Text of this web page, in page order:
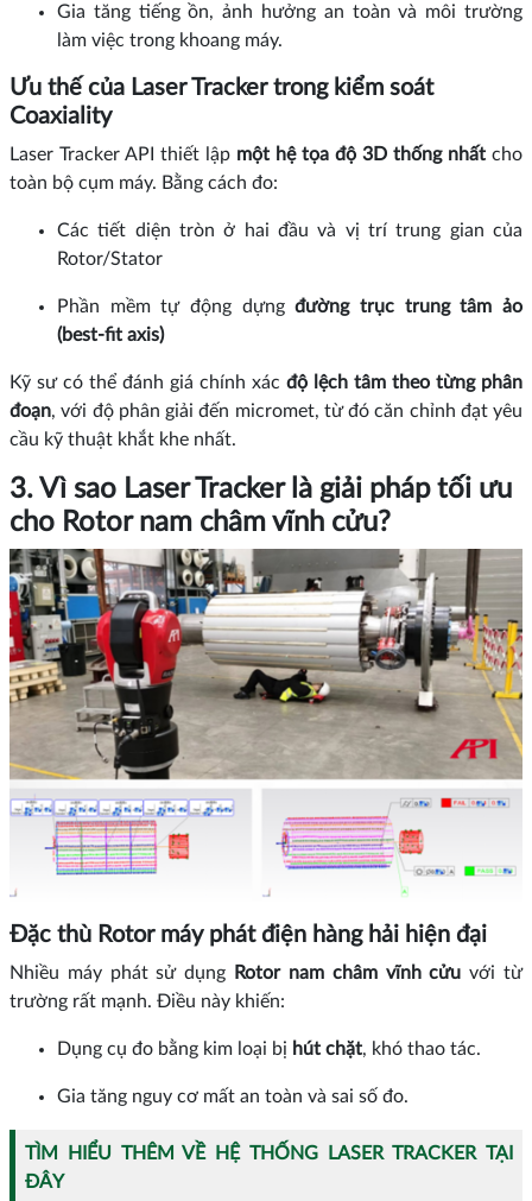
Gia tăng tiếng ồn, ảnh hưởng an toàn và môi trường
làm việc trong khoang máy.
Ưu thế của Laser Tracker trong kiểm soát
Coaxiality
Laser Tracker API thiết lập một hệ tọa độ 3D thống nhất cho
toàn bộ cụm máy. Bằng cách đo:
Các tiết diện tròn ở hai đầu và vị trí trung gian của
Rotor/Stator
Phần mềm tự động dựngđường trục trung tâm ảo
(best-fit axis)
Kỹ sư có thể đánh giá chính xác độ lệch tâm theo từng phân
đoạn, với độ phân giải đến micromet, từ đó căn chỉnh đạt yêu
cầu kỹ thuật khắt khe nhất.
3. Vì sao Laser Tracker là giải pháp tối ưu
cho Rotor nam châm vĩnh cửu?
Đặc thù Rotor máy phát điện hàng hải hiện đại
Nhiều máy phát sử dụng Rotor nam châm vĩnh cửu với từ
trường rất mạnh. Điều này khiến:
Dụng cụ đo bằng kim loại bị hút chặt, khó thao tác.
Gia tăng nguy cơ mất an toàn và sai số đo.
TÌM HIỂU THÊM VỀ HỆ THỐNG LASER TRACKER TẠI
ĐÂY